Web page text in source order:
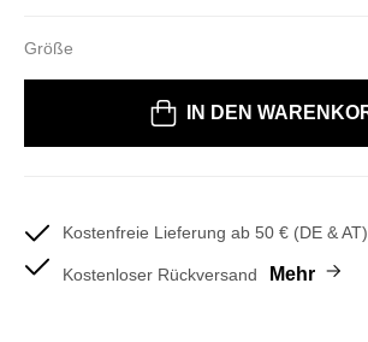
Größe
IN DEN
Kostenfreie Lieferung ab 50 € (DE & AT)
Kostenloser Rückversand Mehr